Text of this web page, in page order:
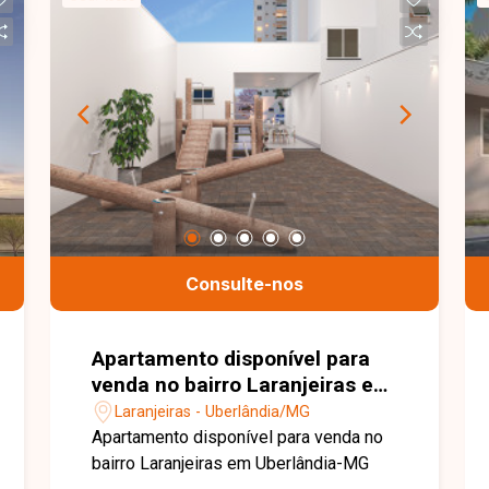
Consulte-nos
Apartamento disponível para
venda no bairro Laranjeiras em
Uberlândia-MG
Laranjeiras - Uberlândia/MG
Apartamento disponível para venda no
bairro Laranjeiras em Uberlândia-MG